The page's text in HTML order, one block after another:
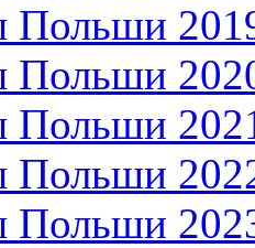
Польши
Польши
Польши
Польши
Польши